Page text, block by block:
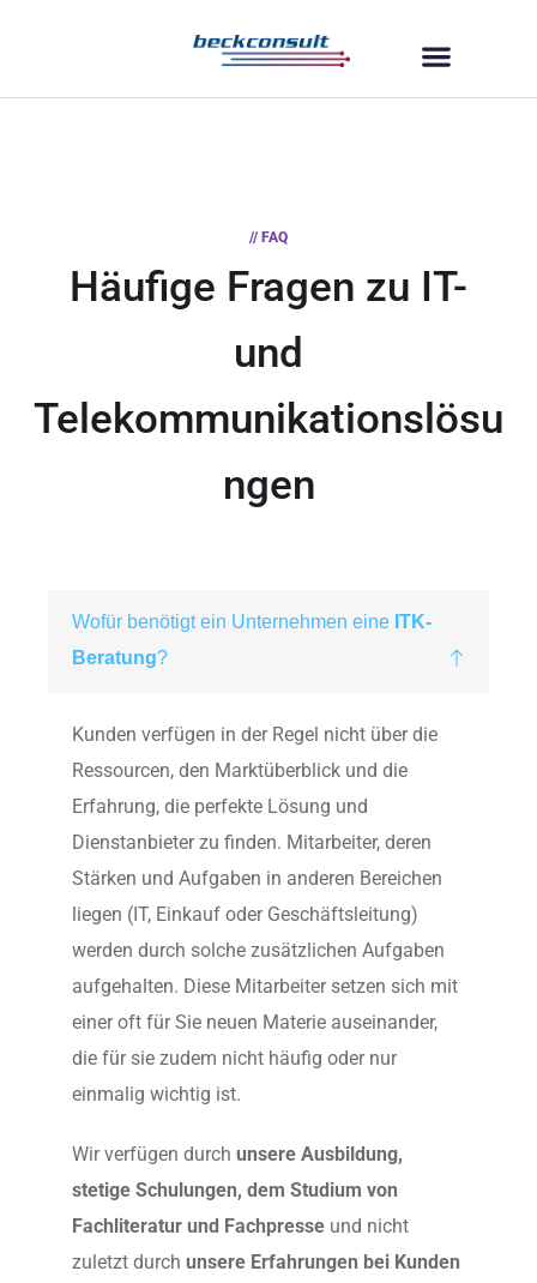
// FAQ
Häufige Fragen zu IT-
und
Telekommunikationslösu
ngen
Wofür benötigt ein Unternehmen eine ITK-
Beratung?
Kunden verfügen in der Regel nicht über die
Ressourcen, den Marktüberblick und die
Erfahrung, die perfekte Lösung und
Dienstanbieter zu finden. Mitarbeiter, deren
Stärken und Aufgaben in anderen Bereichen
liegen (IT, Einkauf oder Geschäftsleitung)
werden durch solche zusätzlichen Aufgaben
aufgehalten. Diese Mitarbeiter setzen sich mit
einer oft für Sie neuen Materie auseinander,
die für sie zudem nicht häufig oder nur
einmalig wichtig ist.
Wir verfügen durch unsere Ausbildung,
stetige Schulungen, dem Studium von
Fachliteratur und Fachpresse und nicht
zuletzt durch unsere Erfahrungen bei Kunden